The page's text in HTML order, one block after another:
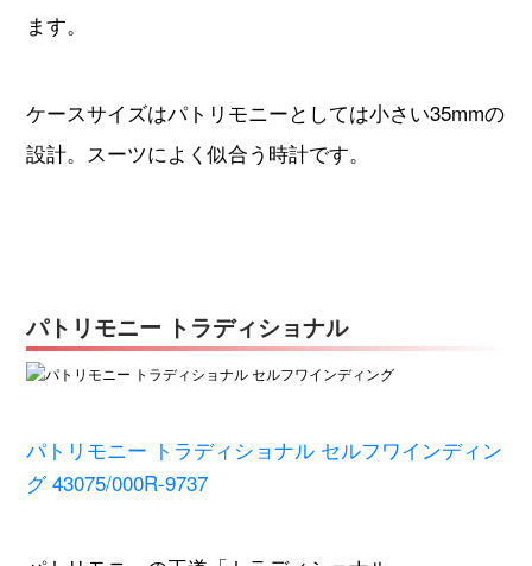
ます。
ケースサイズはパトリモニーとしては小さい35mmの
設計。スーツによく似合う時計です。
パトリモニー トラディショナル
パトリモニー トラディショナル セルフワインディン
グ 43075/000R-9737